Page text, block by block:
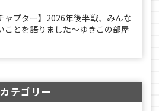
ャプター】2026年後半戦、みんな
ことを語りました～ゆきこの部屋
カテゴリー